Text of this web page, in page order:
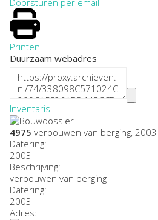
Printen
Duurzaam webadres
Inventaris
4975 verbouwen van berging, 2003
Datering:
2003
Beschrijving:
verbouwen van berging
Datering:
2003
Adres: